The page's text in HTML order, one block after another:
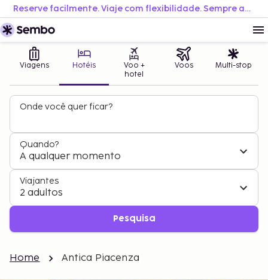
Reserve facilmente. Viaje com flexibilidade. Sempre ao melhor preço.
Viagens Hotéis
Voo +
hotel
Voos Multi-stop
Onde você quer ficar?
Quando?
A qualquer momento
Viajantes
2 adultos
Pesquisa
Home Antica Piacenza